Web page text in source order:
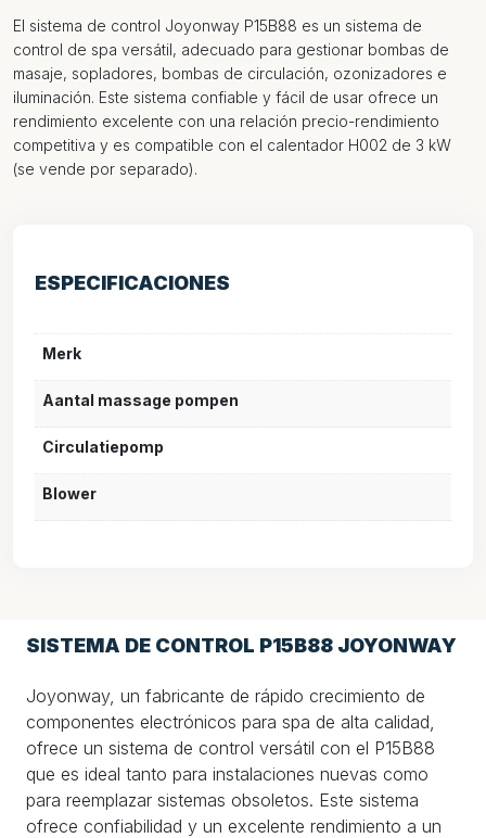
El sistema de control Joyonway P15B88 es un sistema de
control de spa versátil, adecuado para gestionar bombas de
masaje, sopladores, bombas de circulación, ozonizadores e
iluminación. Este sistema confiable y fácil de usar ofrece un
rendimiento excelente con una relación precio-rendimiento
competitiva y es compatible con el calentador H002 de 3 kW
(se vende por separado).
ESPECIFICACIONES
Merk
Aantal massage pompen
Circulatiepomp
Blower
SISTEMA DE CONTROL P15B88 JOYONWAY
Joyonway, un fabricante de rápido crecimiento de
componentes electrónicos para spa de alta calidad,
ofrece un sistema de control versátil con el P15B88
que es ideal tanto para instalaciones nuevas como
para reemplazar sistemas obsoletos. Este sistema
ofrece confiabilidad y un excelente rendimiento a un